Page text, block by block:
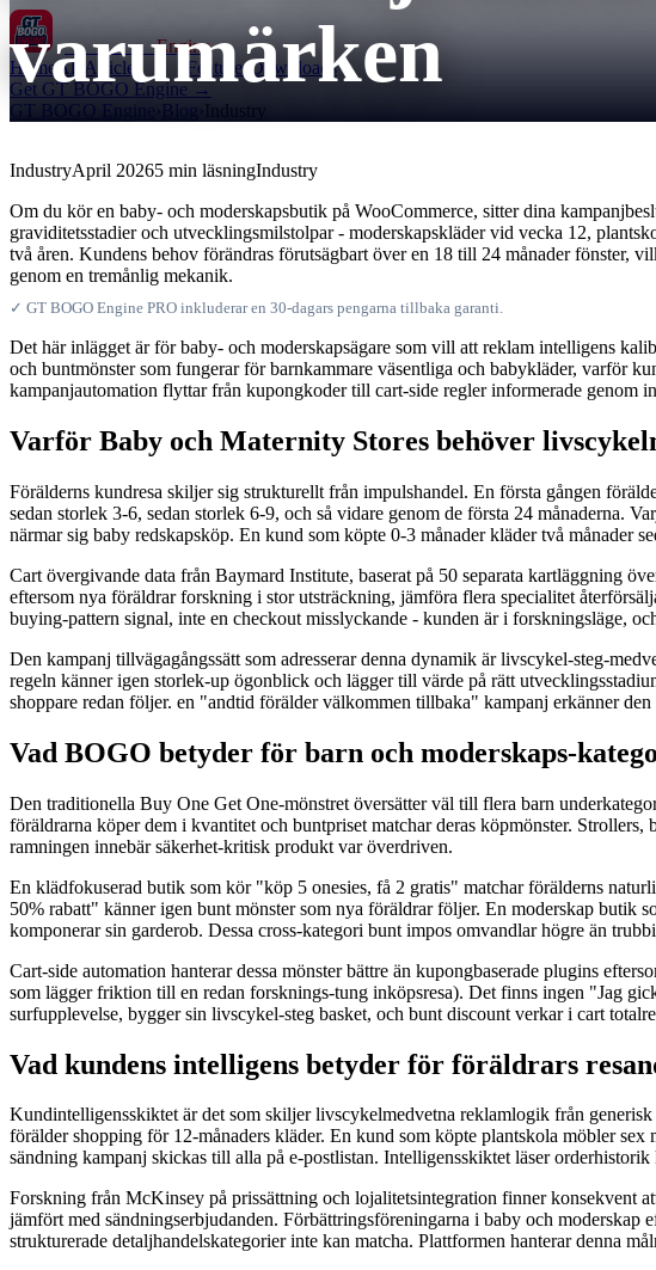
GT BOGOEngine
HomeAll Articles FeaturesDownloads
Get GT BOGO Engine →
GT BOGO Engine ›Blog ›Industry
varumärken
IndustryApril 20265 min läsningIndustry
Om du kör en baby- och moderskapsbutik på WooCommerce, sitter dina
graviditetsstadier och utvecklingsmilstolpar - moderskapskläder vid vecka 12,
två åren. Kundens behov förändras förutsägbart över en 18 till 24 månader fönster,
genom en tremånlig mekanik.
✓ GT BOGO Engine PRO inkluderar en 30-dagars pengarna tillbaka garanti.
Det här inlägget är för baby- och moderskapsägare som vill att reklam intelligens
och buntmönster som fungerar för barnkammare väsentliga och babykläder, varför
kampanjautomation flyttar från kupongkoder till cart-side regler informerade genom
Varför Baby och Maternity Stores behöver
Förälderns kundresa skiljer sig strukturellt från impulshandel. En första gången
sedan storlek 3-6, sedan storlek 6-9, och så vidare genom de första 24 månaderna.
närmar sig baby redskapsköp. En kund som köpte 0-3 månader kläder två månader
Cart övergivande data från Baymard Institute, baserat på 50 separata kartläggning
eftersom nya föräldrar forskning i stor utsträckning, jämföra flera specialitet
buying-pattern signal, inte en checkout misslyckande - kunden är i forskningsläge,
Den kampanj tillvägagångssätt som adresserar denna dynamik är livscykel-steg-
regeln känner igen storlek-up ögonblick och lägger till värde på rätt
shoppare redan följer. en "andtid förälder välkommen tillbaka" kampanj erkänner
Vad BOGO betyder för barn och moderskaps-
Den traditionella Buy One Get One-mönstret översätter väl till flera barn
föräldrarna köper dem i kvantitet och buntpriset matchar deras köpmönster.
ramningen innebär säkerhet-kritisk produkt var överdriven.
En klädfokuserad butik som kör "köp 5 onesies, få 2 gratis" matchar förälderns
50% rabatt" känner igen bunt mönster som nya föräldrar följer. En moderskap butik
komponerar sin garderob. Dessa cross-kategori bunt impos omvandlar högre än
Cart-side automation hanterar dessa mönster bättre än kupongbaserade plugins
som lägger friktion till en redan forsknings-tung inköpsresa). Det finns ingen "Jag
surfupplevelse, bygger sin livscykel-steg basket, och bunt discount verkar i cart
Vad kundens intelligens betyder för föräldrars
Kundintelligensskiktet är det som skiljer livscykelmedvetna reklamlogik från
förälder shopping för 12-månaders kläder. En kund som köpte plantskola möbler
sändning kampanj skickas till alla på e-postlistan. Intelligensskiktet läser
Forskning från McKinsey på prissättning och lojalitetsintegration finner konsekvent
jämfört med sändningserbjudanden. Förbättringsföreningarna i baby och
strukturerade detaljhandelskategorier inte kan matcha. Plattformen hanterar denna